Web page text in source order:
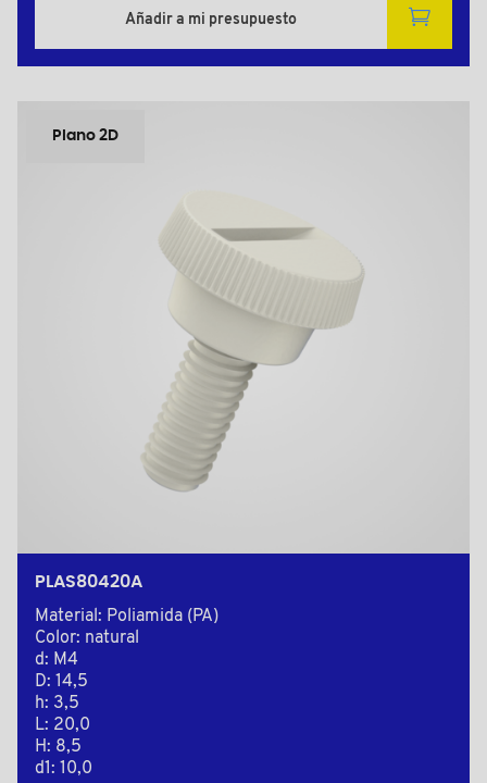
Añadir a mi presupuesto
Plano 2D
PLAS80420A
Material: Poliamida (PA)
Color: natural
d: M4
D: 14,5
h: 3,5
L: 20,0
H: 8,5
d1: 10,0